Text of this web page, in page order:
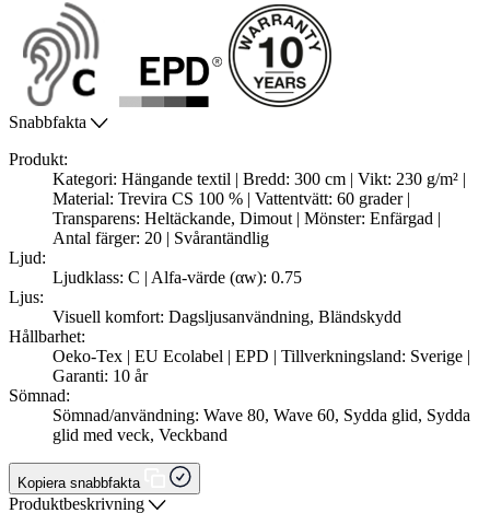
Snabbfakta
Produkt:
Kategori: Hängande textil | Bredd: 300 cm | Vikt: 230 g/m² |
Material: Trevira CS 100 % | Vattentvätt: 60 grader |
Transparens: Heltäckande, Dimout | Mönster: Enfärgad |
Antal färger: 20 | Svårantändlig
Ljud:
Ljudklass: C | Alfa-värde (αw): 0.75
Ljus:
Visuell komfort: Dagsljusanvändning, Bländskydd
Hållbarhet:
Oeko-Tex | EU Ecolabel | EPD | Tillverkningsland: Sverige |
Garanti: 10 år
Sömnad:
Sömnad/användning: Wave 80, Wave 60, Sydda glid, Sydda
glid med veck, Veckband
Kopiera snabbfakta
Produktbeskrivning